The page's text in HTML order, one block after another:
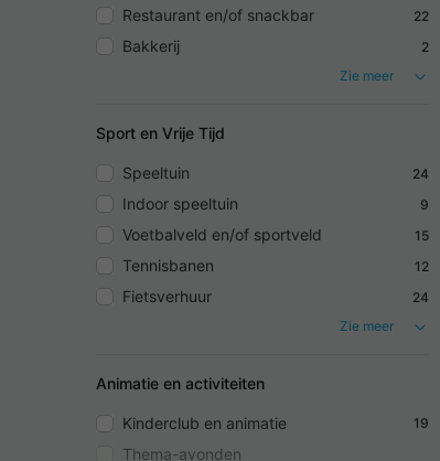
Restaurant en/of snackbar 22
Bakkerij
2
Zie meer
Sport en Vrije Tijd
Speeltuin 24
Indoor speeltuin 9
Voetbalveld en/of sportveld 15
Tennisbanen 12
Fietsverhuur
24
Zie meer
Animatie en activiteiten
Kinderclub en animatie 19
Thema-avonden